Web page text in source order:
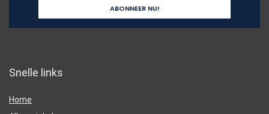
Snelle links
Home